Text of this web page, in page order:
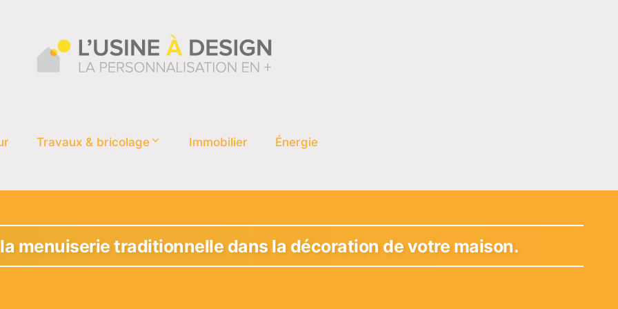
Travaux & bricolage Immobilier Énergie
menuiserie traditionnelle dans la décoration de votre maison.